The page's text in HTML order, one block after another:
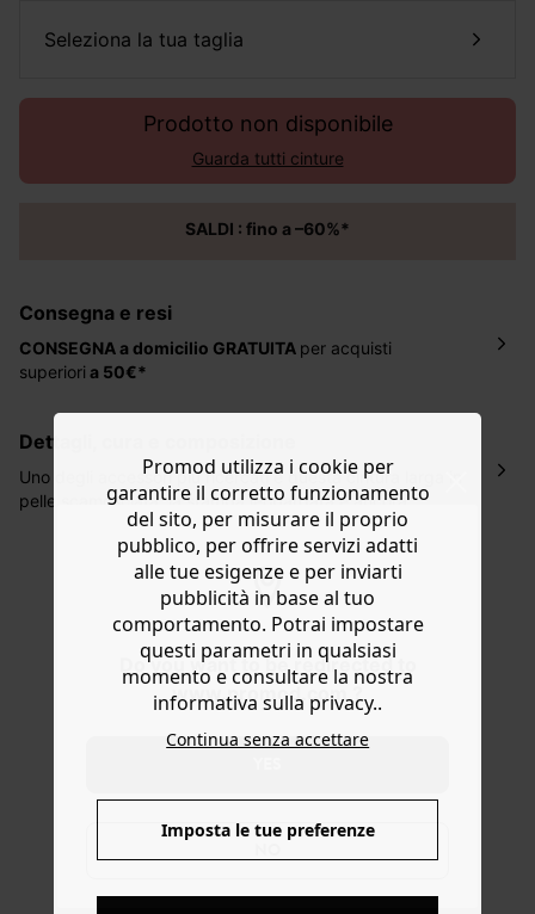
Do you want to be redirected to
www.promod.com ?
seleziona la tua taglia
Prodotto non disponibile
Guarda tutti cinture
SALDI : fino a –60%*
Consegna e resi
CONSEGNA a domicilio GRATUITA per acquisti
superiori a 50€*
lavorativi all'indirizzo da te indicato nella fase di
ordinazione, al costo di 4 € per ordini inferiori a 50 €.
Hai 30 gg. per restituire o cambiare gli articoli a
decorrere dalla data dell’avvenuta ricezione.
dettagli, cura e composizione
Uno degli accessori più ricercati è questa cintura larga in
pelle scamosciata: la stampa leopardata è ancora
protagonista in ogni guardaroba! Perfetta per chiudere
una giacca di tela, per segnare la vita alta di un paio di
jeans o per rendere blusante un abito fluido. Fibbia ovale
in metallo e 5 fori. Disponibile in diverse misure. Ottima
Promod utilizza i cookie per
garantire il corretto funzionamento
del sito, per misurare il proprio
pubblico, per offrire servizi adatti
alle tue esigenze e per inviarti
pubblicità in base al tuo
comportamento. Potrai impostare
questi parametri in qualsiasi
momento e consultare la nostra
informativa sulla privacy..
Continua senza accettare
Imposta le tue preferenze